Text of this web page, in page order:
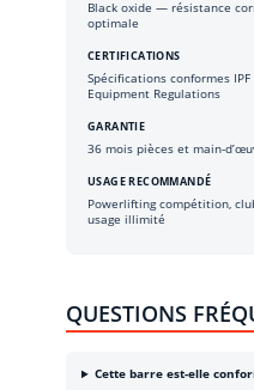
Black oxide — résistance
optimale
CERTIFICATIONS
Spécifications conformes
Equipment Regulations
GARANTIE
36 mois pièces et main-
USAGE RECOMMANDÉ
Powerlifting compétition,
usage illimité
QUESTIONS
Cette barre est-elle